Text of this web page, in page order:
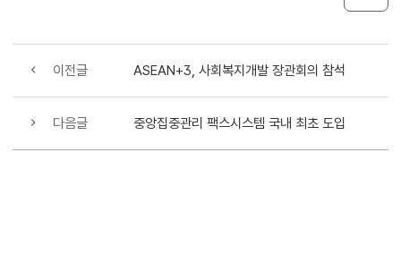
이전글 ASEAN+3, 사회복지개발 장관회의 참석
다음글 중앙집중관리 팩스시스템 국내 최초 도입